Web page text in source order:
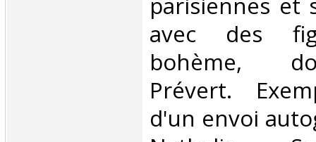
avec des
bohème,
Prévert.
d'un envoi